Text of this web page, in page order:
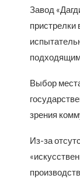
Завод
пристрелки
Выбор
зрения
Из-за